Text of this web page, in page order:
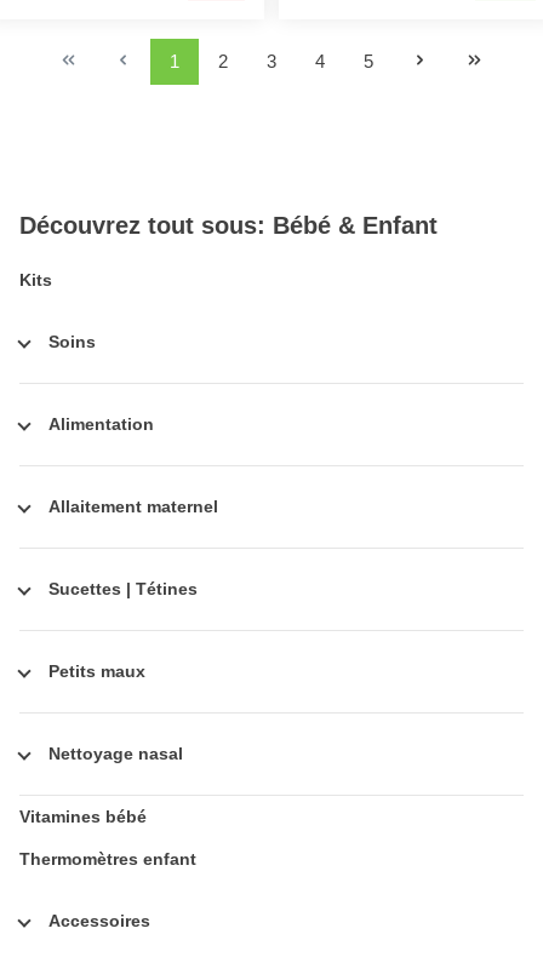
1 2 3 4 5
Découvrez tout sous: Bébé & Enfant
Kits
Soins
Alimentation
Allaitement maternel
Sucettes | Tétines
Petits maux
Nettoyage nasal
Vitamines bébé
Thermomètres enfant
Accessoires